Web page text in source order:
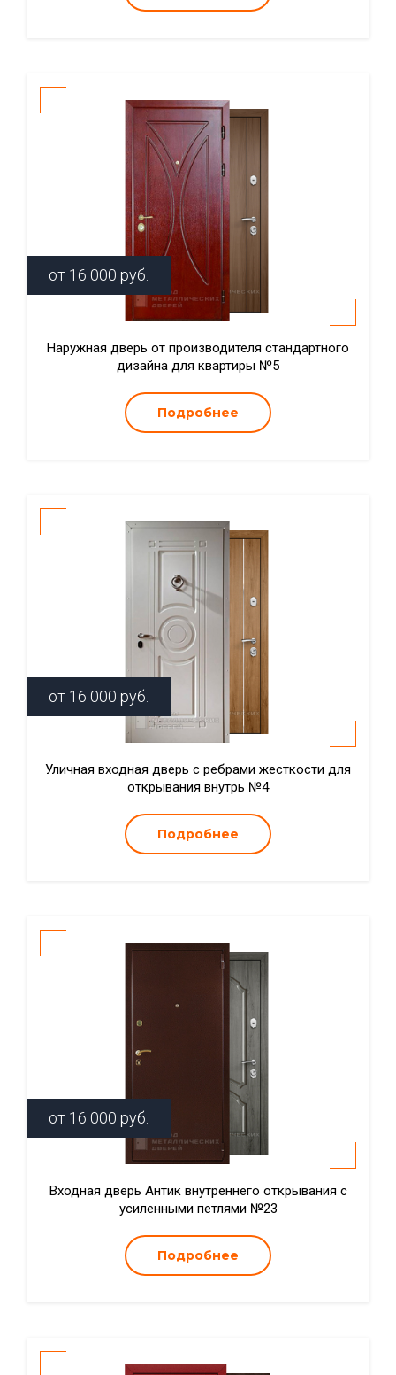
от 16 000 руб.
Наружная дверь от производителя стандартного
дизайна для квартиры №5
Подробнее
от 16 000 руб.
Уличная входная дверь с ребрами жесткости для
открывания внутрь №4
Подробнее
от 16 000 руб.
Входная дверь Антик внутреннего открывания с
усиленными петлями №23
Подробнее